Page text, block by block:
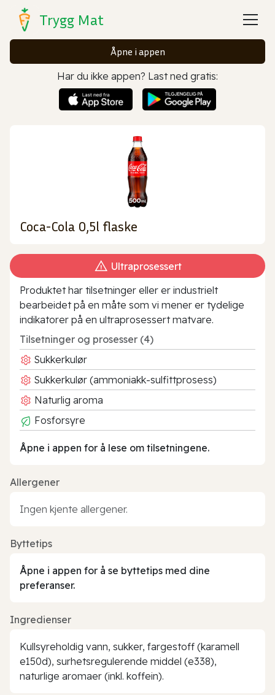
Trygg Mat
Åpne i appen
Har du ikke appen? Last ned gratis:
Coca-Cola 0,5l flaske
Ultraprosessert
Produktet har tilsetninger eller er industrielt
bearbeidet på en måte som vi mener er tydelige
indikatorer på en ultraprosessert matvare.
Tilsetninger og prosesser (4)
Sukkerkulør
Sukkerkulør (ammoniakk-sulfittprosess)
Naturlig aroma
Fosforsyre
Åpne i appen for å lese om tilsetningene.
Allergener
Ingen kjente allergener.
Byttetips
Åpne i appen for å se byttetips med dine
preferanser.
Ingredienser
Kullsyreholdig vann, sukker, fargestoff (karamell
e150d), surhetsregulerende middel (e338),
naturlige aromaer (inkl. koffein).